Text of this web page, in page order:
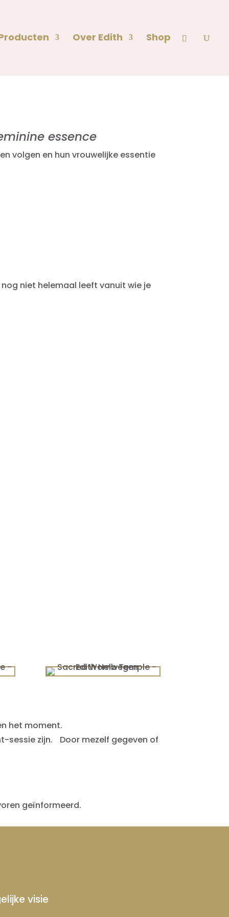
Over Edith Shop
essence
volgen en hun vrouwelijke essentie
niet helemaal leeft vanuit wie je
het moment.
sessie zijn. Door mezelf gegeven of
geïnformeerd.
visie